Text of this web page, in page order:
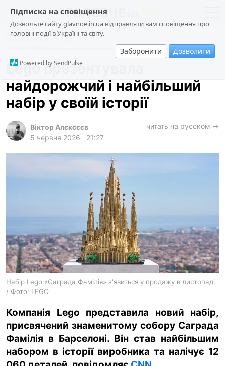
Підписка на сповіщення
Дозвольте сайту glavnoe.in.ua відправляти вам сповіщення про
головні події в Україні та світу.
Заборонити Дозволити
Powered by SendPulse
новини
про проєкт
суспільство
події
кримінал
харків
архів
gambling
ua ru en
Суспільство
Lego презентувала
найдорожчий і найбільший
набір у своїй історії
Віктор Алєксєєв
5 червня 2026
21:27
читать на русском →
Набір Lego «Саграда Фамілія» з'явиться у продажу в листопаді
/ Фото: LEGO
Компанія Lego представила новий набір,
присвячений знаменитому собору Саграда
Фамілія в Барселоні. Він став найбільшим
набором в історії виробника та налічує 12